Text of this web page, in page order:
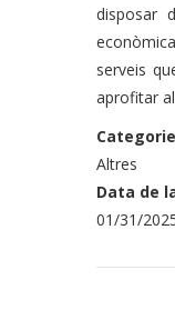
disposar
serveis
aprofitar
Altres
Data de
01/31/